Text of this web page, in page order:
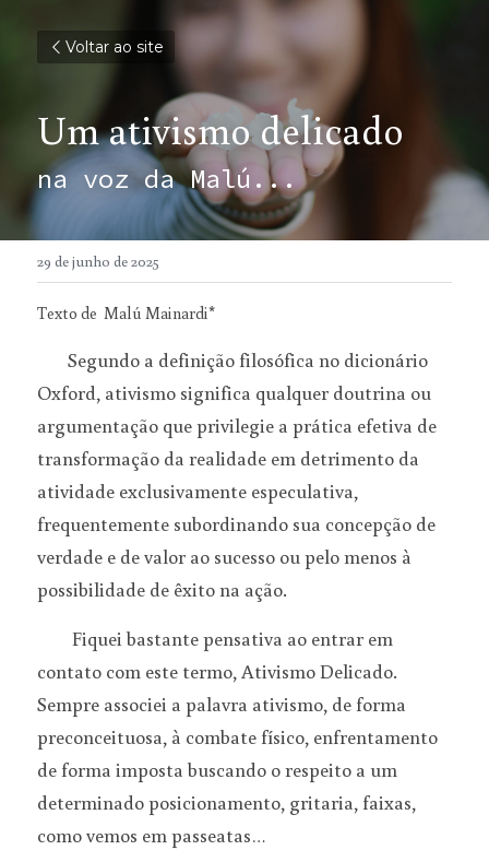
Voltar ao site
Um ativismo delicado
na voz da Malú...
29 de junho de 2025
Texto de  Malú Mainardi*
Oxford, ativismo significa qualquer doutrina ou
argumentação que privilegie a prática efetiva de
transformação da realidade em detrimento da
atividade exclusivamente especulativa,
frequentemente subordinando sua concepção de
verdade e de valor ao sucesso ou pelo menos à
possibilidade de êxito na ação.
contato com este termo, Ativismo Delicado.
Sempre associei a palavra ativismo, de forma
preconceituosa, à combate físico, enfrentamento
de forma imposta buscando o respeito a um
determinado posicionamento, gritaria, faixas,
como vemos em passeatas…